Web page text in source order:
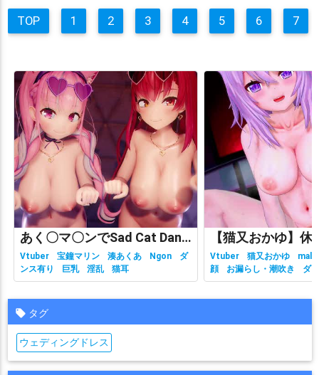
TOP 1 2 3 4 5 6 7
あく〇マ〇ンでSad Cat Dance
Vtuber 宝鐘マリン 湊あくあ Ngon
ダ
ンス有り
巨乳 淫乱 猫耳
Vtuber 猫又おかゆ
顔
お漏らし・潮吹き
ダ
有り
ホロライブ
主観視点
タグ
ウェディングドレス